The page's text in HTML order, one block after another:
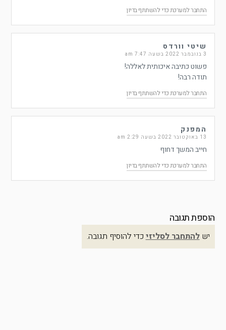
התחבר למערכת כדי להשתתף בדיון
שיטי וורדס
3 בנובמבר 2022 בשעה 7:47 am
פשוט כתיבה איכותית לאללה!
תודה רבה!
התחבר למערכת כדי להשתתף בדיון
המפנק
13 באוקטובר 2022 בשעה 2:29 am
חייב המשך דחוף
התחבר למערכת כדי להשתתף בדיון
הוספת תגובה
ישלהתחבר לסליזיכדי להוסיף תגובה.